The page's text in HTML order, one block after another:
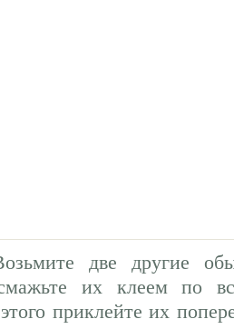
две другие
их клеем по
приклейте их